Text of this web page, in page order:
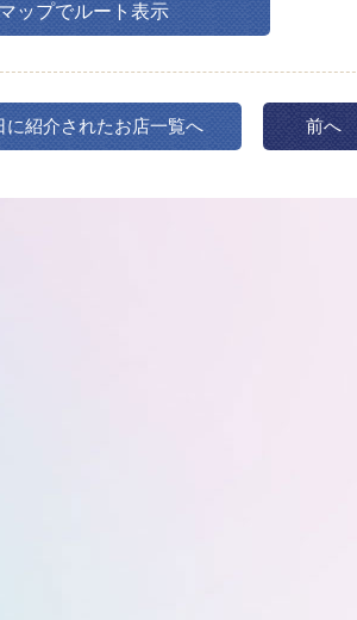
ップでルート表示
に紹介されたお店一覧へ 前へ